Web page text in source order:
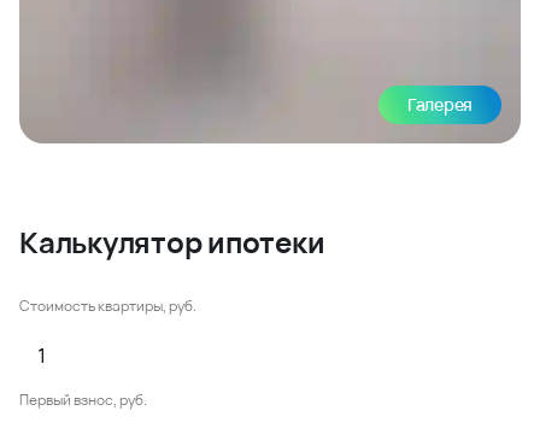
Галерея
Калькулятор ипотеки
Стоимость квартиры, руб.
Первый взнос, руб.